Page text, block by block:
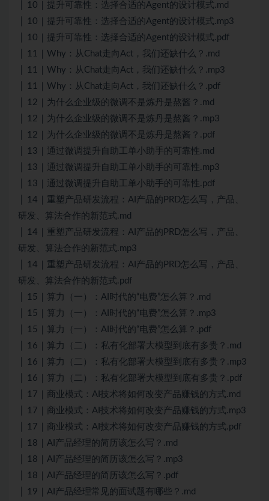
│ 10｜提升可靠性：选择合适的Agent的设计模式.md
│ 10｜提升可靠性：选择合适的Agent的设计模式.mp3
│ 10｜提升可靠性：选择合适的Agent的设计模式.pdf
│ 11｜Why：从Chat走向Act，我们还缺什么？.md
│ 11｜Why：从Chat走向Act，我们还缺什么？.mp3
│ 11｜Why：从Chat走向Act，我们还缺什么？.pdf
│ 12｜为什么企业级的微调不是炼丹是熬酱？.md
│ 12｜为什么企业级的微调不是炼丹是熬酱？.mp3
│ 12｜为什么企业级的微调不是炼丹是熬酱？.pdf
│ 13｜通过微调提升自助工单小助手的可靠性.md
│ 13｜通过微调提升自助工单小助手的可靠性.mp3
│ 13｜通过微调提升自助工单小助手的可靠性.pdf
│ 14｜重塑产品研发流程：AI产品的PRD怎么写，产品、
研发、算法合作的新范式.md
│ 14｜重塑产品研发流程：AI产品的PRD怎么写，产品、
研发、算法合作的新范式.mp3
│ 14｜重塑产品研发流程：AI产品的PRD怎么写，产品、
研发、算法合作的新范式.pdf
│ 15｜算力（一）：AI时代的“电费”怎么算？.md
│ 15｜算力（一）：AI时代的“电费”怎么算？.mp3
│ 15｜算力（一）：AI时代的“电费”怎么算？.pdf
│ 16｜算力（二）：私有化部署大模型到底有多贵？.md
│ 16｜算力（二）：私有化部署大模型到底有多贵？.mp3
│ 16｜算力（二）：私有化部署大模型到底有多贵？.pdf
│ 17｜商业模式：AI技术将如何改变产品赚钱的方式.md
│ 17｜商业模式：AI技术将如何改变产品赚钱的方式.mp3
│ 17｜商业模式：AI技术将如何改变产品赚钱的方式.pdf
│ 18｜AI产品经理的简历该怎么写？.md
│ 18｜AI产品经理的简历该怎么写？.mp3
│ 18｜AI产品经理的简历该怎么写？.pdf
│ 19｜AI产品经理常见的面试题有哪些？.md